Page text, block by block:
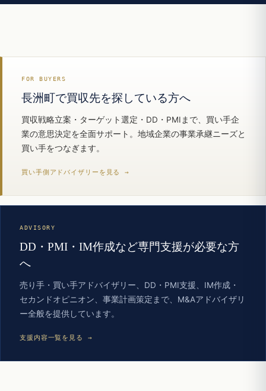
FOR BUYERS
長洲町で買収先を探している方へ
買収戦略立案・ターゲット選定・DD・PMIまで、買い手企
業の意思決定を全面サポート。地域企業の事業承継ニーズと
買い手をつなぎます。
買い手側アドバイザリーを見る →
ADVISORY
DD・PMI・IM作成など専門支援が必要な方
へ
売り手・買い手アドバイザリー、DD・PMI支援、IM作成・
セカンドオピニオン、事業計画策定まで、M&Aアドバイザリ
ー全般を提供しています。
支援内容一覧を見る →